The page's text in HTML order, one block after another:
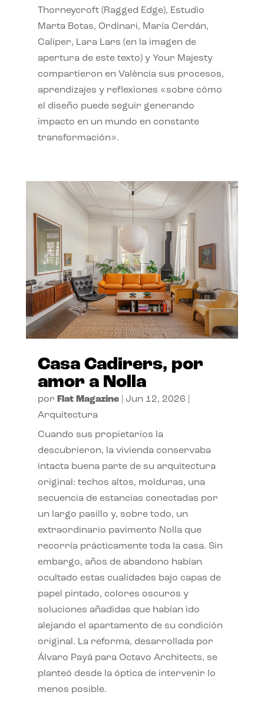
Thorneycroft (Ragged Edge), Estudio
Marta Botas, Ordinari, María Cerdán,
Caliper, Lara Lars (en la imagen de
apertura de este texto) y Your Majesty
compartieron en València sus procesos,
aprendizajes y reflexiones «sobre cómo
el diseño puede seguir generando
impacto en un mundo en constante
transformación».
Casa Cadirers, por
amor a Nolla
por Flat Magazine| Jun 12, 2026
Arquitectura
Cuando sus propietarios la
descubrieron, la vivienda conservaba
intacta buena parte de su arquitectura
original: techos altos, molduras, una
secuencia de estancias conectadas por
un largo pasillo y, sobre todo, un
extraordinario pavimento Nolla que
recorría prácticamente toda la casa. Sin
embargo, años de abandono habían
ocultado estas cualidades bajo capas de
papel pintado, colores oscuros y
soluciones añadidas que habían ido
alejando el apartamento de su condición
original. La reforma, desarrollada por
Álvaro Payá para Octavo Architects, se
planteó desde la óptica de intervenir lo
menos posible.